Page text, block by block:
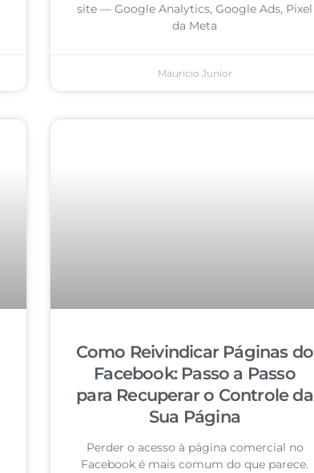
site — Google Analytics, Google Ads, Pixel
da Meta
Mauricio Junior
Como Reivindicar Páginas do
Facebook: Passo a Passo
para Recuperar o Controle da
Sua Página
Perder o acesso à página comercial no
Facebook é mais comum do que parece.